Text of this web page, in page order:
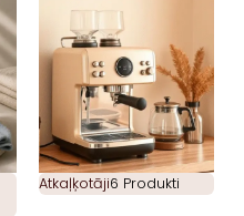
Atkaļķotāji6 Produkti